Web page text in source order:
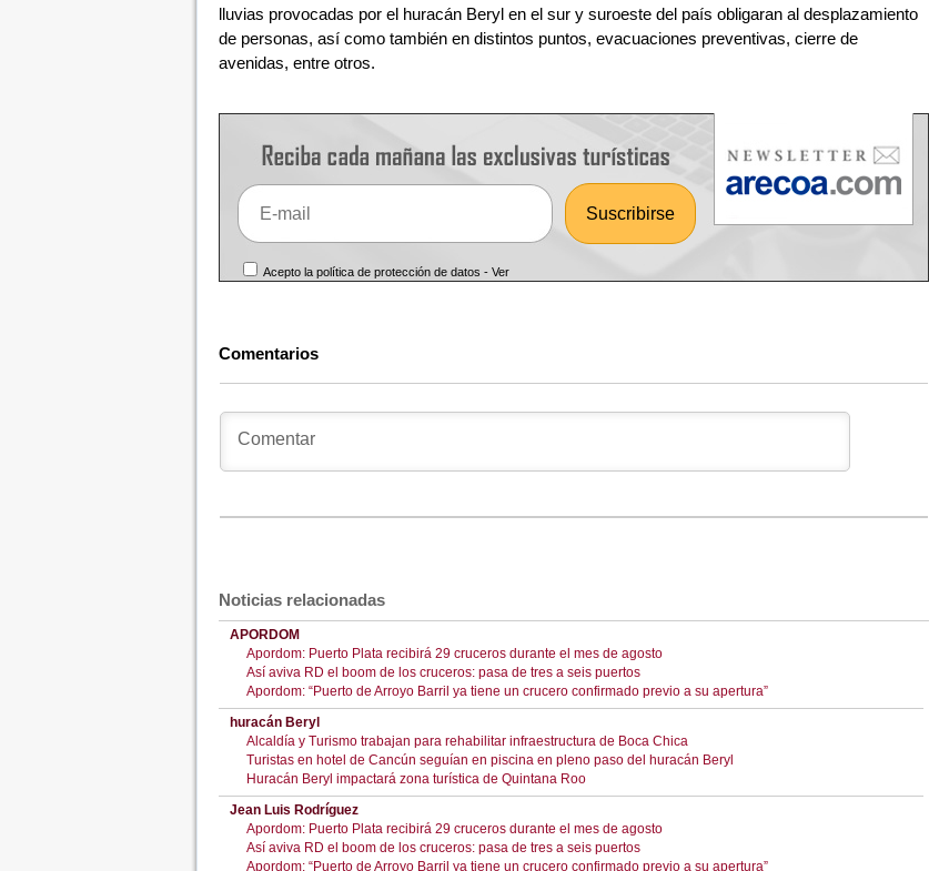
lluvias provocadas por el huracán Beryl en el sur y suroeste del país obligaran al desplazamiento
de personas, así como también en distintos puntos, evacuaciones preventivas, cierre de
avenidas, entre otros.
Acepto la política de protección de datos -Ver
Comentarios
Noticias relacionadas
APORDOM
Apordom: Puerto Plata recibirá 29 cruceros durante el mes de agosto
Así aviva RD el boom de los cruceros: pasa de tres a seis puertos
Apordom: “Puerto de Arroyo Barril ya tiene un crucero confirmado previo a su apertura”
huracán Beryl
Alcaldía y Turismo trabajan para rehabilitar infraestructura de Boca Chica
Turistas en hotel de Cancún seguían en piscina en pleno paso del huracán Beryl
Huracán Beryl impactará zona turística de Quintana Roo
Jean Luis Rodríguez
Apordom: Puerto Plata recibirá 29 cruceros durante el mes de agosto
Así aviva RD el boom de los cruceros: pasa de tres a seis puertos
Apordom: “Puerto de Arroyo Barril ya tiene un crucero confirmado previo a su apertura”